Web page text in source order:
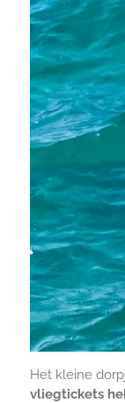
Het kleine
vliegtickets